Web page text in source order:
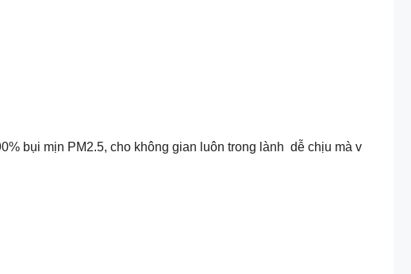
bụi mịn PM2.5, cho không gian luôn trong lành dễ chịu mà v